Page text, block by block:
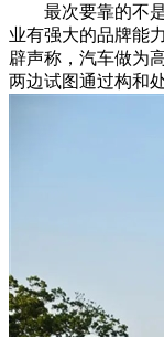
最次要靠的不是
业有强大的品牌能
辟声称，汽车做为
两边试图通过构和